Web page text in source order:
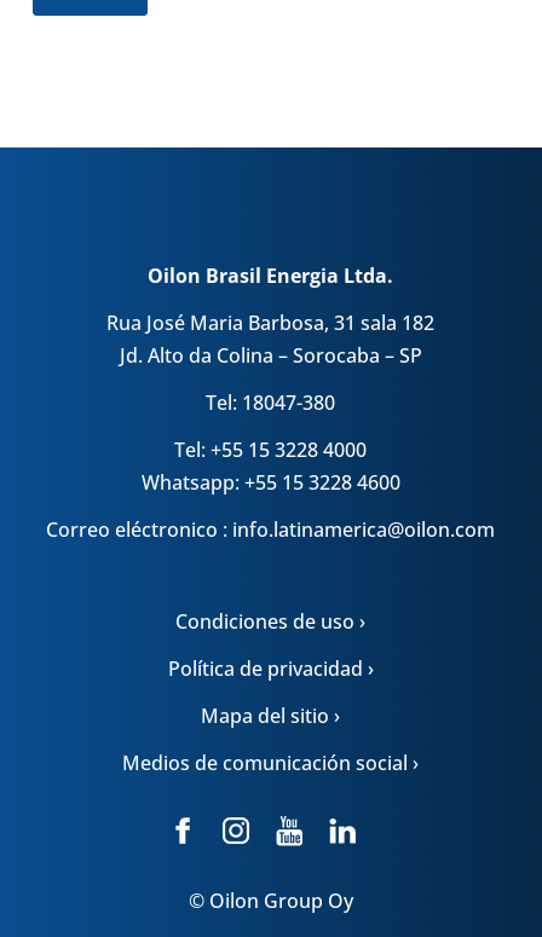
Oilon Brasil Energia Ltda.
Rua José Maria Barbosa, 31 sala 182
Jd. Alto da Colina – Sorocaba – SP
Tel: 18047-380
Tel: +55 15 3228 4000
Whatsapp: +55 15 3228 4600
Correo eléctronico : info.latinamerica@oilon.com
Condiciones de uso ›
Política de privacidad ›
Mapa del sitio ›
Medios de comunicación social ›
© Oilon Group Oy